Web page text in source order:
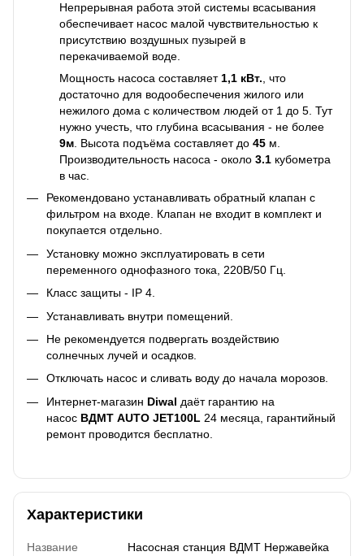
Непрерывная работа этой системы всасывания
обеспечивает насос малой чувствительностью к
присутствию воздушных пузырей в
перекачиваемой воде.
Мощность насоса составляет1,1 кВт., что
достаточно для водообеспечения жилого или
нежилого дома с количеством людей от 1 до 5. Тут
нужно учесть, что глубина всасывания - не более
9м. Высота подъёма составляет до 45 м.
Производительность насоса - около 3.1 кубометра
в час.
Рекомендовано устанавливать обратный клапан с
фильтром на входе. Клапан не входит в комплект и
покупается отдельно.
Установку можно эксплуатировать в сети
переменного однофазного тока, 220В/50 Гц.
Класс защиты - IP 4.
Устанавливать внутри помещений.
Не рекомендуется подвергать воздействию
солнечных лучей и осадков.
Отключать насос и сливать воду до начала морозов.
Интернет-магазин Diwal даёт гарантию на
насос ВДМТ AUTO JET100L 24 месяца, гарантийный
ремонт проводится бесплатно.
Характеристики
Название
Насосная станция ВДМТ Нержавейка